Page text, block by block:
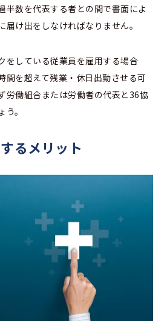
半数を代表する者との間で書面によ
届け出をしなければなりません。
をしている従業員を雇用する場合
間を超えて残業・休日出勤させる可
労働組合または労働者の代表と36協
。
るメリット